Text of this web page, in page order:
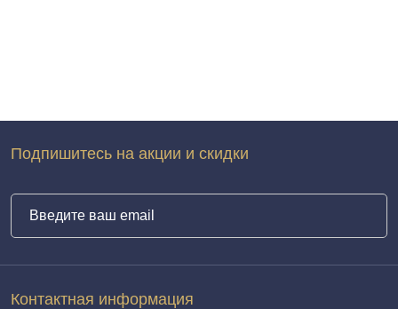
Контактная информация
Подпишитесь на акции и скидки